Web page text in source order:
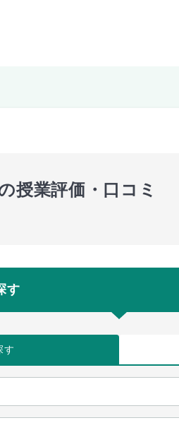
授業評価・口コミ
す
す